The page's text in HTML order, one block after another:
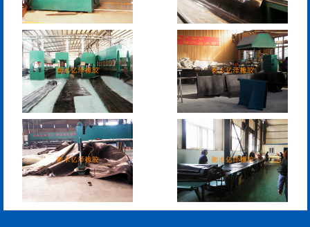
板式橡胶伸缩缝 C型桥梁伸缩缝
200*25米圆形桥梁气囊
390*14米的圆形充气芯
模